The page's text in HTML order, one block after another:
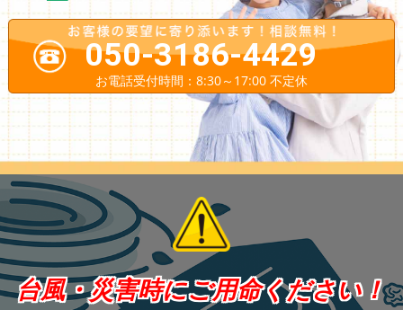
050-3186-4429
お電話受付時間：8:30～17:00 不定休
台風・災害時にご用命ください！